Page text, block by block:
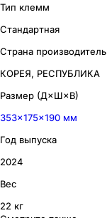
Тип клемм
Стандартная
Страна производитель
КОРЕЯ, РЕСПУБЛИКА
Размер (Д×Ш×В)
353×175×190 мм
Год выпуска
2024
Вес
22 кг